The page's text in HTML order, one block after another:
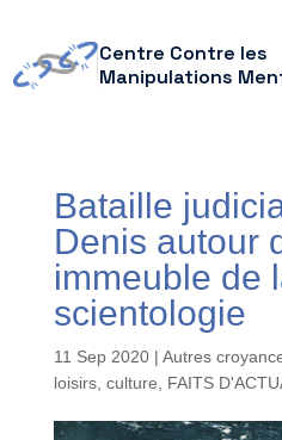
Centre Contre les
Manipulations
Bataille
Denis autour
immeuble de
scientologie
11 Sep 2020| Autres
loisirs, culture
FAITS